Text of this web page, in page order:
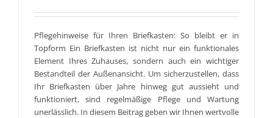
Pflegehinweise für Ihren Briefkasten: So bleibt er in
Topform Ein Briefkasten ist nicht nur ein funktionales
Element Ihres Zuhauses, sondern auch ein wichtiger
Bestandteil der Außenansicht. Um sicherzustellen, dass
Ihr Briefkasten über Jahre hinweg gut aussieht und
funktioniert, sind regelmäßige Pflege und Wartung
unerlässlich. In diesem Beitrag geben wir Ihnen wertvolle